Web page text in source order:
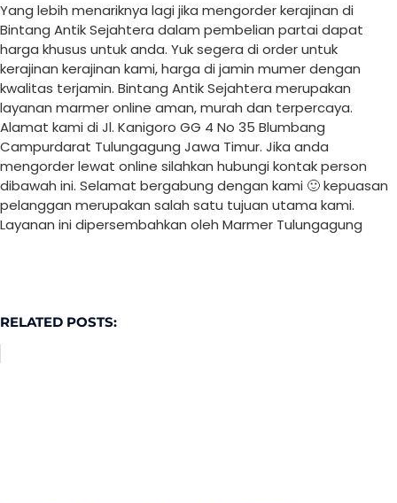
Yang lebih menariknya lagi jika mengorder kerajinan di
Bintang Antik Sejahtera dalam pembelian partai dapat
harga khusus untuk anda. Yuk segera di order untuk
kerajinan kerajinan kami, harga di jamin mumer dengan
kwalitas terjamin. Bintang Antik Sejahtera merupakan
layanan marmer online aman, murah dan terpercaya.
Alamat kami di Jl. Kanigoro GG 4 No 35 Blumbang
Campurdarat Tulungagung Jawa Timur. Jika anda
mengorder lewat online silahkan hubungi kontak person
dibawah ini. Selamat bergabung dengan kami 🙂 kepuasan
pelanggan merupakan salah satu tujuan utama kami.
Layanan ini dipersembahkan oleh Marmer Tulungagung
RELATED POSTS: